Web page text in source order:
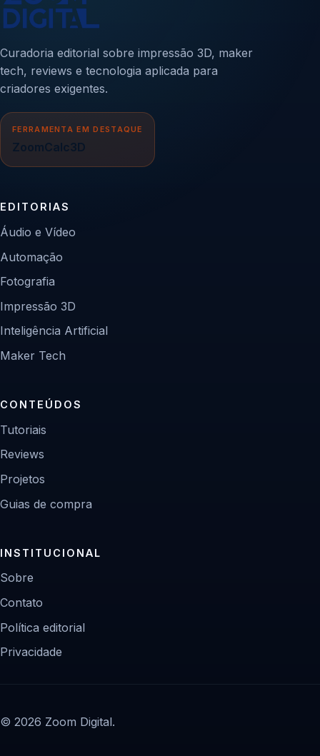
Curadoria editorial sobre impressão 3D, maker
tech, reviews e tecnologia aplicada para
criadores exigentes.
FERRAMENTA EM DESTAQUE
ZoomCalc3D
EDITORIAS
Áudio e Vídeo
Automação
Fotografia
Impressão 3D
Inteligência Artificial
Maker Tech
CONTEÚDOS
Tutoriais
Reviews
Projetos
Guias de compra
INSTITUCIONAL
Sobre
Contato
Política editorial
Privacidade
© 2026 Zoom Digital.